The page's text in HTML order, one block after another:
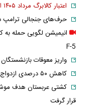
اعتبار کالابرگ مرداد ۱۴۰۵ امروز شارژ شد
حرف‌های جنجالی ترامپ
انیمیشن لگویی حمله به
F-5
واریز معوقات
کاهش ۵۰ درصدی ازدواج در ۱۵ سال اخیر
کشتی عربستان هدف
قرار گرفت